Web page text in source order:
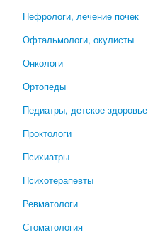
Нефрологи, лечение почек
Офтальмологи, окулисты
Онкологи
Ортопеды
Педиатры, детское здоровье
Проктологи
Психиатры
Психотерапевты
Ревматологи
Стоматология